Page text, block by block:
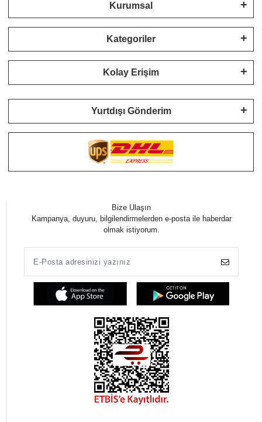
Kurumsal
Kategoriler
Kolay Erişim
Yurtdışı Gönderim
Bize Ulaşın
Kampanya, duyuru, bilgilendirmelerden e-posta ile haberdar
olmak istiyorum.